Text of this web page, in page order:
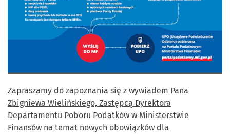
Zapraszamy do zapoznania się z wywiadem Pana
Zbigniewa Wielińskiego, Zastępcą Dyrektora
Departamentu Poboru Podatków w Ministerstwie
Finansów na temat nowych obowiązków dla